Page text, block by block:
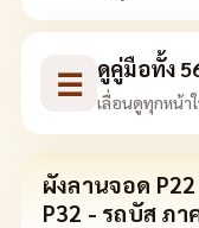
☰ ดูคู่มือทั้ง
เลื่อนดูทุกหน้า
ผังลานจอด
P32 - รถบัส ภา